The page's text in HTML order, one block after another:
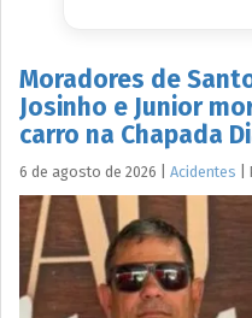
Moradores de
Josinho e Junior
carro na Chapada
6 de agosto de 2026 Acidentes